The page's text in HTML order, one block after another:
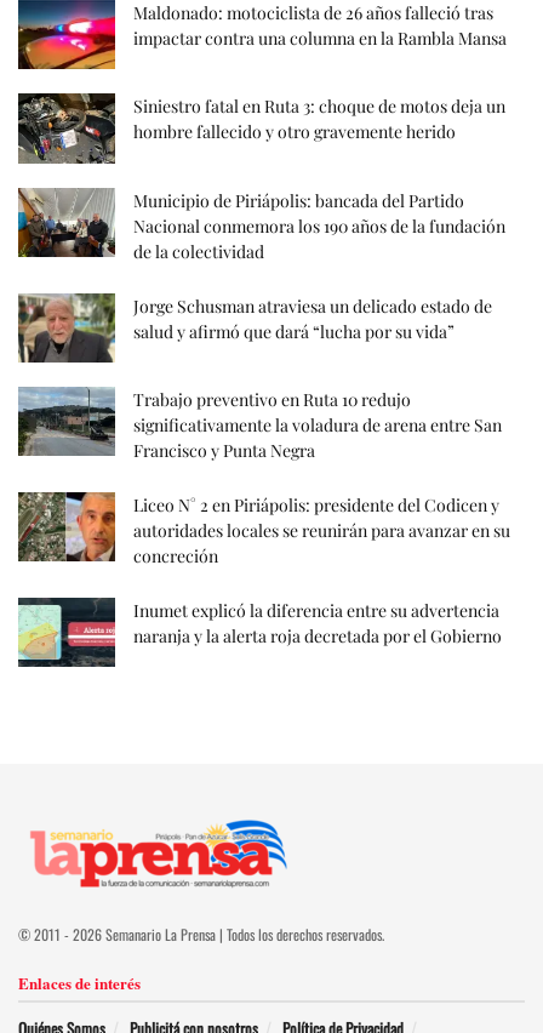
Maldonado: motociclista de 26 años falleció tras
impactar contra una columna en la Rambla Mansa
Siniestro fatal en Ruta 3: choque de motos deja un
hombre fallecido y otro gravemente herido
Municipio de Piriápolis: bancada del Partido
Nacional conmemora los 190 años de la fundación
de la colectividad
Jorge Schusman atraviesa un delicado estado de
salud y afirmó que dará “lucha por su vida”
Trabajo preventivo en Ruta 10 redujo
significativamente la voladura de arena entre San
Francisco y Punta Negra
Liceo N° 2 en Piriápolis: presidente del Codicen y
autoridades locales se reunirán para avanzar en su
concreción
Inumet explicó la diferencia entre su advertencia
naranja y la alerta roja decretada por el Gobierno
© 2011 - 2026 Semanario La Prensa | Todos los derechos reservados.
Enlaces de interés
Quiénes Somos Publicitá con nosotros Política de Privacidad